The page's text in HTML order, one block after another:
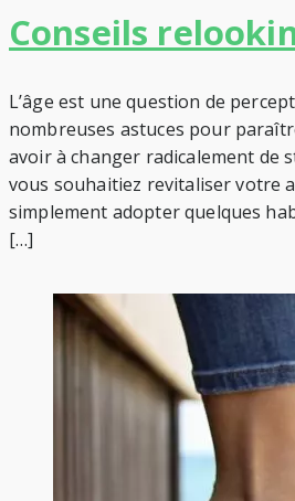
Conseils
L’âge est une question de
nombreuses astuces pour
avoir à changer radicalement de
vous souhaitiez revitaliser votre
simplement adopter quelques
[…]